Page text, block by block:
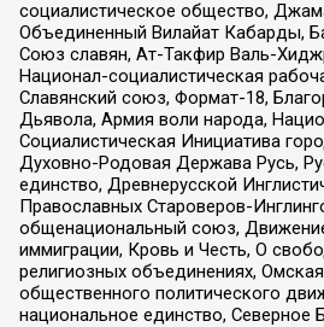
социалистическое общество,
Объединенный Вилайат Кабарды,
Союз славян, Ат-Такфир Валь-
Национал-социалистическая
Славянский союз, Формат-18,
Дьявола, Армия воли народа,
Социалистическая Инициатива
Духовно-Родовая Держава Русь,
единство, Древнерусской
Православных Староверов-
общенациональный союз,
иммиграции, Кровь и Честь, О
религиозных объединениях,
общественного политического
национальное единство, Северное